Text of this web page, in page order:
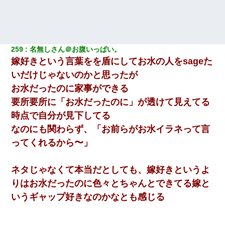
259 名無しさん＠お腹いっぱい。
嫁好きという言葉をを盾にしてお水の人をsageた
いだけじゃないのかと思ったが
お水だったのに家事ができる
要所要所に「お水だったのに」が透けて見えてる
時点で自分が見下してる
なのにも関わらず、「お前らがお水イラネって言
ってくれるから〜」
ネタじゃなくて本当だとしても、嫁好きというよ
りはお水だったのに色々とちゃんとできてる嫁と
いうギャップ好きなのかなとも感じる